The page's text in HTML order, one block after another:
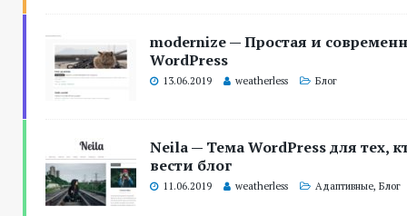
modernize — Простая и
WordPress
13.06.2019 weatherless Блог
Neila — Тема WordPress для тех,
вести блог
11.06.2019 weatherless Адаптивные, Блог